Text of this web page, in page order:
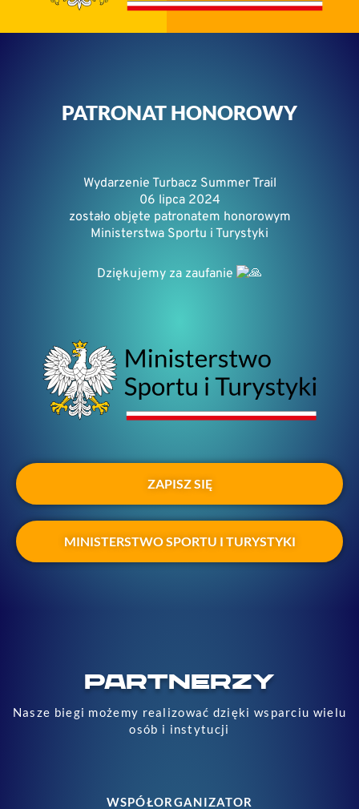
PATRONAT HONOROWY
Wydarzenie Turbacz Summer Trail
06 lipca 2024
zostało objęte patronatem honorowym
Ministerstwa Sportu i Turystyki
Dziękujemy za zaufanie
ZAPISZ SIĘ
MINISTERSTWO SPORTU I TURYSTYKI
PARTNERZY
Nasze biegi możemy realizować dzięki wsparciu wielu
osób i instytucji
WSPÓŁORGANIZATOR